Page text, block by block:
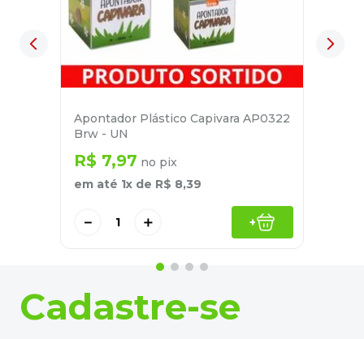
Apontador Plástico Capivara AP0322
Brw - UN
R$ 7,97 no pix
em até 1x de R$ 8,39
＋
－ +
Cadastre-se